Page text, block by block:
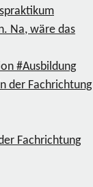
Na, wäre das
#Ausbildung
Fachrichtung